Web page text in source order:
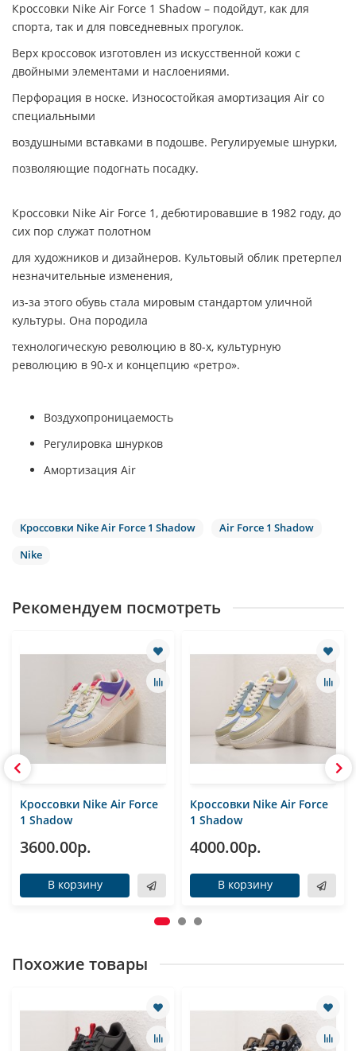
Кроссовки Nike Air Force 1 Shadow – подойдут, как для
спорта, так и для повседневных прогулок.
Верх кроссовок изготовлен из искусственной кожи с
двойными элементами и наслоениями.
Перфорация в носке. Износостойкая амортизация Air со
специальными
воздушными вставками в подошве. Регулируемые шнурки,
позволяющие подогнать посадку.
Кроссовки Nike Air Force 1, дебютировавшие в 1982 году, до
сих пор служат полотном
для художников и дизайнеров. Культовый облик претерпел
незначительные изменения,
из-за этого обувь стала мировым стандартом уличной
культуры. Она породила
технологическую революцию в 80-х, культурную
революцию в 90-х и концепцию «ретро».
Воздухопроницаемость
Регулировка шнурков
Амортизация Air
Кроссовки Nike Air Force 1 Shadow
Air Force 1 Shadow
Nike
Рекомендуем посмотреть
Кроссовки Nike Air Force
1 Shadow
3600.00р.
В корзину
Кроссовки Nike Air Force
1 Shadow
4000.00р.
В корзину
Похожие товары